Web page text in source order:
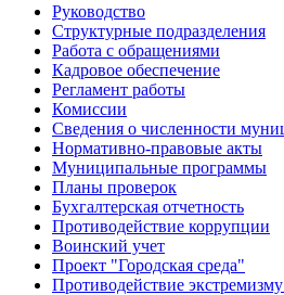
Руководство
Структурные подразделения
Работа с обращениями
Кадровое обеспечение
Регламент работы
Комиссии
Сведения о численности
Нормативно-правовые акты
Муниципальные программы
Планы проверок
Бухгалтерская отчетность
Противодействие коррупции
Воинский учет
Проект "Городская среда"
Противодействие